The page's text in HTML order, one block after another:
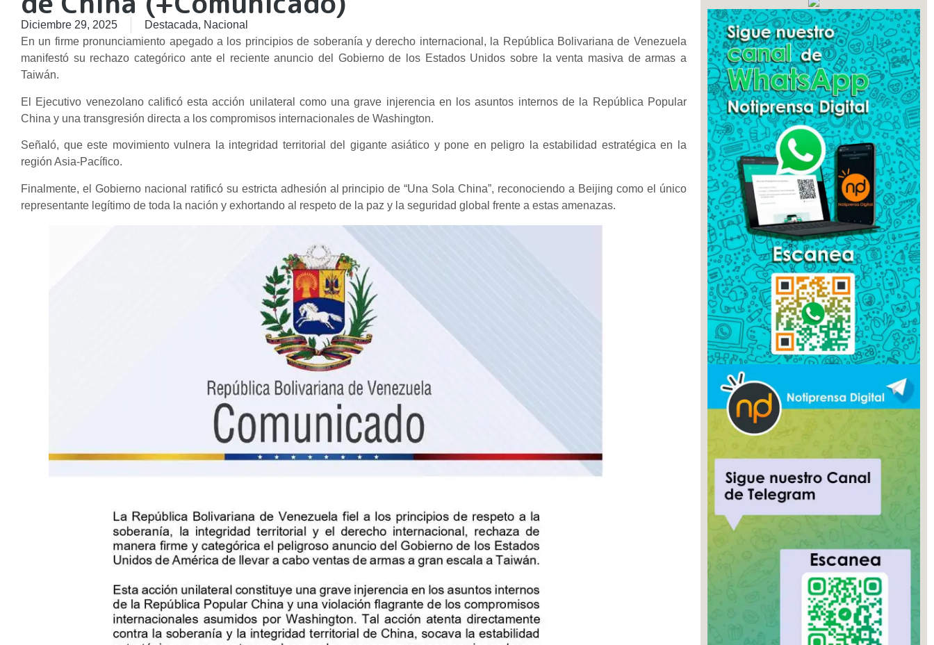
Diciembre 29, 2025 Destacada, Nacional
En un firme pronunciamiento apegado a los principios de soberanía y derecho internacional, la República Bolivariana de Venezuela
manifestó su rechazo categórico ante el reciente anuncio del Gobierno de los Estados Unidos sobre la venta masiva de armas a
Taiwán.
El Ejecutivo venezolano calificó esta acción unilateral como una grave injerencia en los asuntos internos de la República Popular
China y una transgresión directa a los compromisos internacionales de Washington.
Señaló, que este movimiento vulnera la integridad territorial del gigante asiático y pone en peligro la estabilidad estratégica en la
región Asia-Pacífico.
Finalmente, el Gobierno nacional ratificó su estricta adhesión al principio de “Una Sola China”, reconociendo a Beijing como el único
representante legítimo de toda la nación y exhortando al respeto de la paz y la seguridad global frente a estas amenazas.